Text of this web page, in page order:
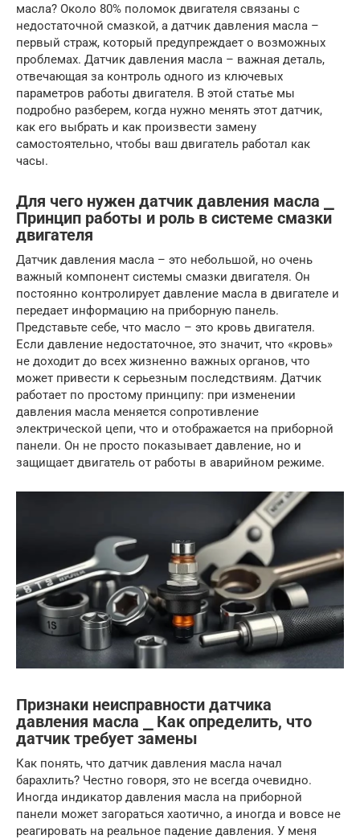
масла? Около 80% поломок двигателя связаны с
недостаточной смазкой, а датчик давления масла –
первый страж, который предупреждает о возможных
проблемах. Датчик давления масла – важная деталь,
отвечающая за контроль одного из ключевых
параметров работы двигателя. В этой статье мы
подробно разберем, когда нужно менять этот датчик,
как его выбрать и как произвести замену
самостоятельно, чтобы ваш двигатель работал как
часы.
Для чего нужен датчик давления масла ⎯
Принцип работы и роль в системе смазки
двигателя
Датчик давления масла – это небольшой, но очень
важный компонент системы смазки двигателя. Он
постоянно контролирует давление масла в двигателе и
передает информацию на приборную панель.
Представьте себе, что масло – это кровь двигателя.
Если давление недостаточное, это значит, что «кровь»
не доходит до всех жизненно важных органов, что
может привести к серьезным последствиям. Датчик
работает по простому принципу: при изменении
давления масла меняется сопротивление
электрической цепи, что и отображается на приборной
панели. Он не просто показывает давление, но и
защищает двигатель от работы в аварийном режиме.
Признаки неисправности датчика
давления масла ⎯ Как определить, что
датчик требует замены
Как понять, что датчик давления масла начал
барахлить? Честно говоря, это не всегда очевидно.
Иногда индикатор давления масла на приборной
панели может загораться хаотично, а иногда и вовсе не
реагировать на реальное падение давления. У меня